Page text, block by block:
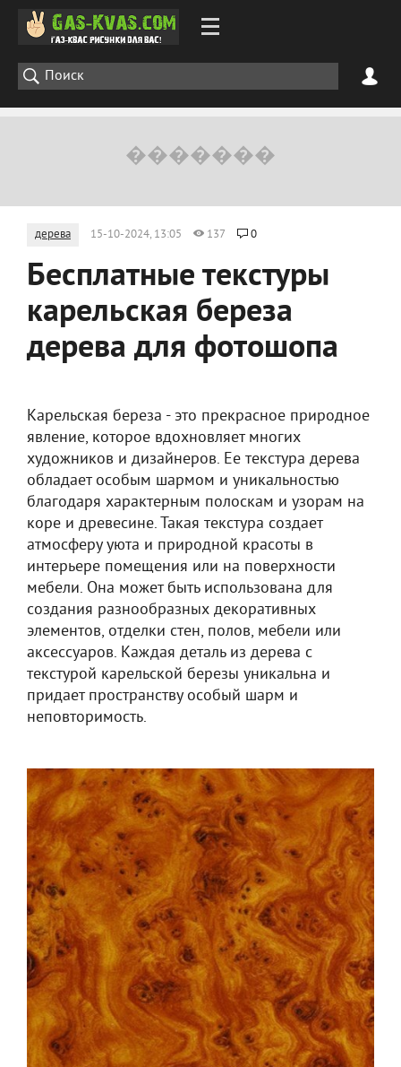
дерева 15-10-2024, 13:05 137 0
Бесплатные текстуры
карельская береза
дерева для фотошопа
Карельская береза - это прекрасное природное
явление, которое вдохновляет многих
художников и дизайнеров. Ее текстура дерева
обладает особым шармом и уникальностью
благодаря характерным полоскам и узорам на
коре и древесине. Такая текстура создает
атмосферу уюта и природной красоты в
интерьере помещения или на поверхности
мебели. Она может быть использована для
создания разнообразных декоративных
элементов, отделки стен, полов, мебели или
аксессуаров. Каждая деталь из дерева с
текстурой карельской березы уникальна и
придает пространству особый шарм и
неповторимость.